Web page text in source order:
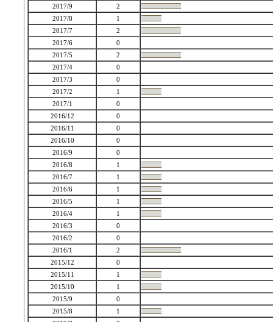
2017/9
2
2017/8
1
2017/7
2
2017/6
0
2017/5
2
2017/4
0
2017/3
0
2017/2
1
2017/1
0
2016/12
0
2016/11
0
2016/10
0
2016/9
0
2016/8
1
2016/7
1
2016/6
1
2016/5
1
2016/4
1
2016/3
0
2016/2
0
2016/1
2
2015/12
0
2015/11
1
2015/10
1
2015/9
0
2015/8
1